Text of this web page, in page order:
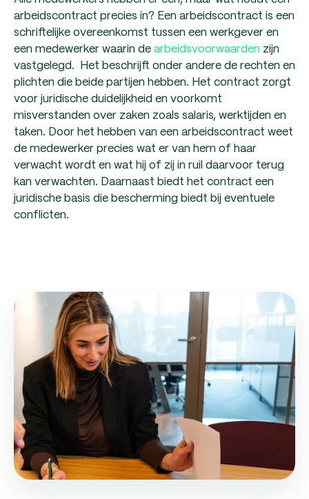
arbeidscontract precies in? Een arbeidscontract is een
schriftelijke overeenkomst tussen een werkgever en
een medewerker waarin dearbeidsvoorwaarden zijn
vastgelegd. Het beschrijft onder andere de rechten en
plichten die beide partijen hebben. Het contract zorgt
voor juridische duidelijkheid en voorkomt
misverstanden over zaken zoals salaris, werktijden en
taken. Door het hebben van een arbeidscontract weet
de medewerker precies wat er van hem of haar
verwacht wordt en wat hij of zij in ruil daarvoor terug
kan verwachten. Daarnaast biedt het contract een
juridische basis die bescherming biedt bij eventuele
conflicten.